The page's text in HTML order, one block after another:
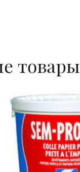
товары